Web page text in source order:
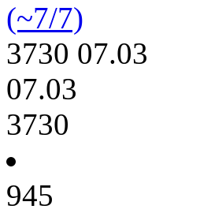
(~7/7)
3730 07.03
07.03
3730
945